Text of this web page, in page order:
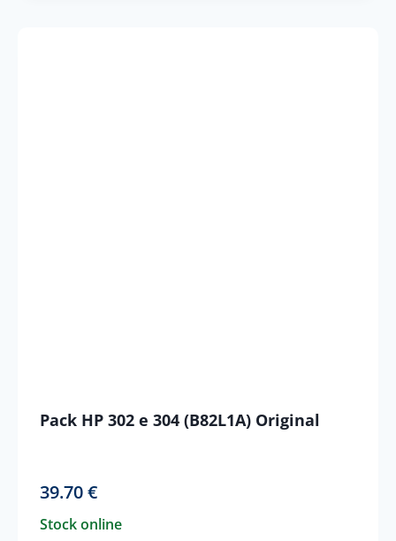
Pack HP 302 e 304 (B82L1A) Original
39.70€
Stock online